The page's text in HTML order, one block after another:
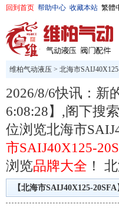
回到首页 帮助中心 收藏本站 繁體
维柏气动液压 > 北海市
2026/8/6快讯：新
6:08:28】,阁下搜
位浏览北海市
市SAIJ40X125-
浏览品牌大全 ！
【北海市SAIJ40X125-20SFA